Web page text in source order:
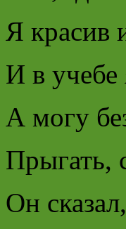
Я красив
И в учебе
А могу
Прыгать,
Он